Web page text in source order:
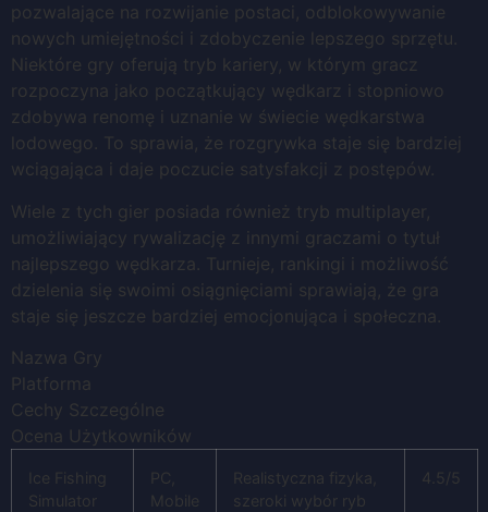
pozwalające na rozwijanie postaci, odblokowywanie
nowych umiejętności i zdobyczenie lepszego sprzętu.
Niektóre gry oferują tryb kariery, w którym gracz
rozpoczyna jako początkujący wędkarz i stopniowo
zdobywa renomę i uznanie w świecie wędkarstwa
lodowego. To sprawia, że rozgrywka staje się bardziej
wciągająca i daje poczucie satysfakcji z postępów.
Wiele z tych gier posiada również tryb multiplayer,
umożliwiający rywalizację z innymi graczami o tytuł
najlepszego wędkarza. Turnieje, rankingi i możliwość
dzielenia się swoimi osiągnięciami sprawiają, że gra
staje się jeszcze bardziej emocjonująca i społeczna.
Nazwa Gry
Platforma
Cechy Szczególne
Ocena Użytkowników
Ice Fishing
Simulator
PC,
Mobile
Realistyczna fizyka,
szeroki wybór ryb
4.5/5